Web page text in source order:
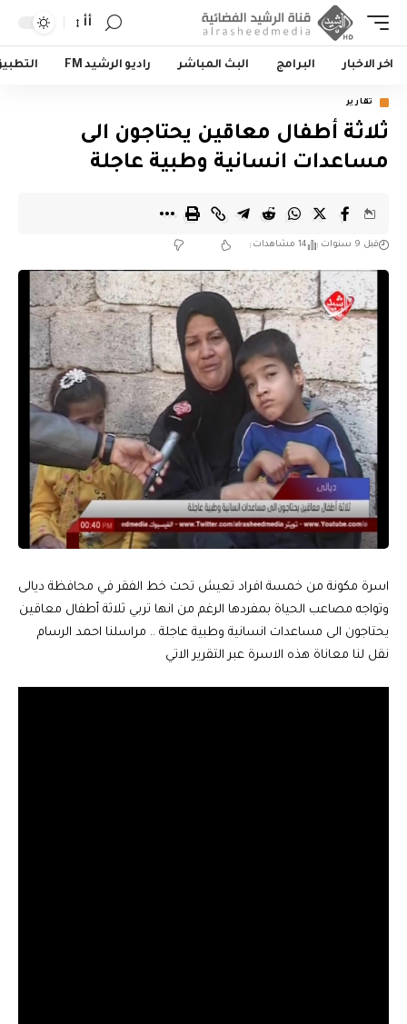
أأ
اخر الاخبار البرامج البث المباشر راديو الرشيد FM
تقارير
ثلاثة أطفال معاقين يحتاجون الى
مساعدات انسانية وطبية عاجلة
قبل 9 سنوات 14 مشاهدات
اسرة مكونة من خمسة افراد تعيش تحت خط الفقر في محافظة ديالى
وتواجه مصاعب الحياة بمفردها الرغم من انها تربي ثلاثة أطفال معاقين
يحتاجون الى مساعدات انسانية وطبية عاجلة .. مراسلنا احمد الرسام
نقل لنا معاناة هذه الاسرة عبر التقرير الاتي